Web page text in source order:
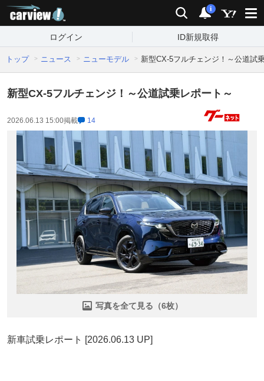
検索 通知
i
ログイン ID新規取得
トップ ニュース ニューモデル 新型CX-5フルチェンジ！～公道試
新型CX-5フルチェンジ！～公道試乗レポート～
2026.06.13 15:00掲載 14
写真を全て見る（6枚）
新車試乗レポート [2026.06.13 UP]